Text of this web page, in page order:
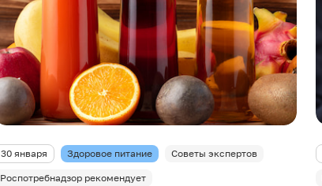
30 января Здоровое питание Советы экспертов
Роспотребнадзор рекомендует